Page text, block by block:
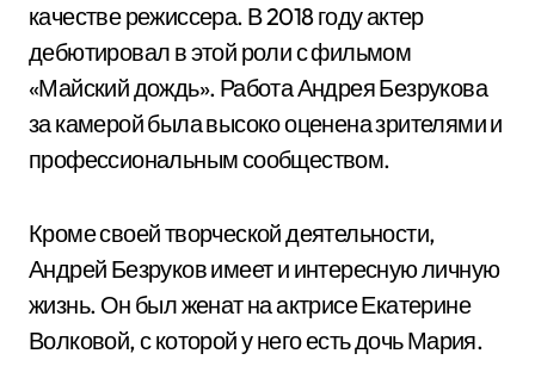
качестве режиссера. В 2018 году актер
дебютировал в этой роли с фильмом
«Майский дождь». Работа Андрея Безрукова
за камерой была высоко оценена зрителями и
профессиональным сообществом.
Кроме своей творческой деятельности,
Андрей Безруков имеет и интересную личную
жизнь. Он был женат на актрисе Екатерине
Волковой, с которой у него есть дочь Мария.